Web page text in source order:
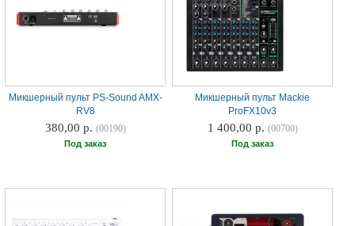
Микшерный пульт PS-Sound AMX-
RV8
380,00 р. (00190)
Под заказ
Микшерный пульт Mackie
ProFX10v3
1 400,00 р. (00700)
Под заказ